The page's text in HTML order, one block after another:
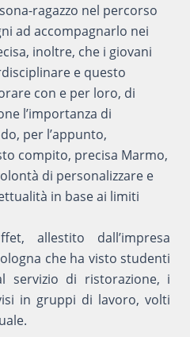
ragazzo nel percorso
ad accompagnarlo nei
inoltre, che i giovani
e questo
con e per loro, di
l’importanza di
per l’appunto,
compito, precisa Marmo,
di personalizzare e
in base ai limiti
allestito dall’impresa
che ha visto studenti
servizio di ristorazione, i
in gruppi di lavoro, volti